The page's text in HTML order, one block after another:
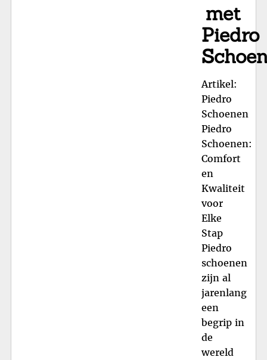
met
Piedro
Artikel:
Piedro
Schoenen
Piedro
Schoenen:
Comfort
en
Kwaliteit
voor
Elke
Stap
Piedro
schoenen
zijn al
jarenlang
een
begrip in
de
wereld